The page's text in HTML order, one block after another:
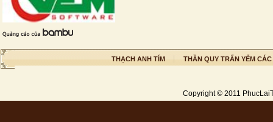
THẠCH ANH TÍM THẦN QUY TRẤN YỂM
Copyright © 2011